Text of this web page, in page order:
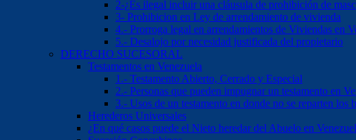
2-¿Es ilegal incluir una cláusula de prohibición de
3- Prohibicion en Ley de arrendamiento de vivienda
4.- Prorroga legal en arrendamientos de Viviendas en
5.- Desalojo por necesidad justificada del propietario
DERECHO SUCESORAL
Testamentos en Venezuela
1.- Testamento Abierto, Cerrado y Especial
2.- Personas que pueden impugnar un testamento en
3.- Usos de un testamento en donde no se reparten los
Herederos Universales
¿En qué casos puede el Nieto heredar del Abuelo en